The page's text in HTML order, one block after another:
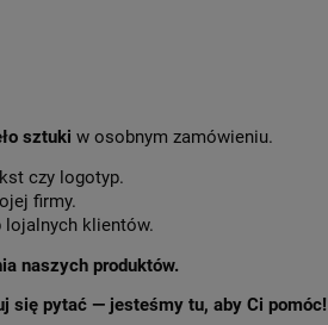
sztuki w osobnym zamówieniu.
czy logotyp.
firmy.
lojalnych klientów.
naszych produktów.
się pytać — jesteśmy tu, aby Ci pomóc!